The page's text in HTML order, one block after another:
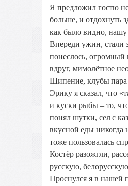
Я предложил гостю не
больше, и отдохнуть
как было видно, нашу
Впереди ужин, стали
понеслось, огромный
вдруг, мимолётное
Шипение, клубы пара
Эрику я сказал, что
и куски рыбы – то,
понял шутки, сел с
вкусной еды никогда
тоже пользовалась
Костёр разожгли,
русскую,
Проснулся я в нашей